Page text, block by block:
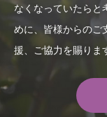
なくなっていたらと
めに、皆様からのご
援、ご協力を賜りま